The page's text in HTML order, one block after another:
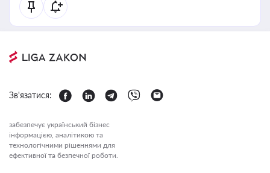
Зв'язатися:
забезпечує український бізнес
інформацією, аналітикою та
технологічними рішеннями для
ефективної та безпечної роботи.